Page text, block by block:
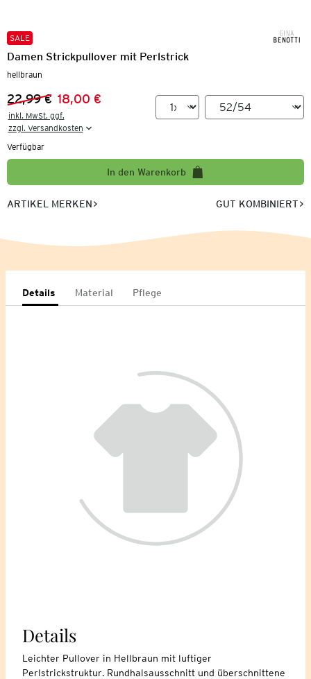
SALE
Damen Strickpullover mit Perlstrick
hellbraun
Vorheriger Preis:
22,99 €
Neuer Preis:18,00 €
inkl. MwSt. ggf.
zzgl. Versandkosten
Verfügbar
In den Warenkorb
ARTIKEL MERKEN GUT KOMBINIERT
Details Material Pflege
Details
Leichter Pullover in Hellbraun mit luftiger
Perlstrickstruktur. Rundhalsausschnitt und überschnittene